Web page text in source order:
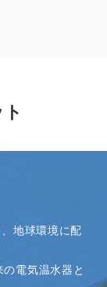
地球環境に配
電気温水器と